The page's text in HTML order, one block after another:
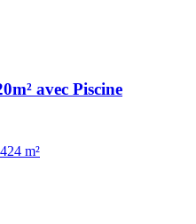
avec Piscine
m²